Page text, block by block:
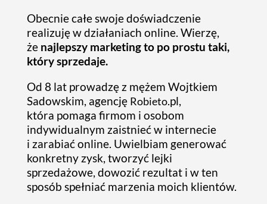
Obecnie całe swoje doświadczenie
realizuję w działaniach online. Wierzę,
że najlepszy marketing to po prostu taki,
który sprzedaje.
Od 8 lat prowadzę z mężem Wojtkiem
Sadowskim, agencję Robieto.pl,
która pomaga firmom i osobom
indywidualnym zaistnieć w internecie
i zarabiać online. Uwielbiam generować
konkretny zysk, tworzyć lejki
sprzedażowe, dowozić rezultat i w ten
sposób spełniać marzenia moich klientów.